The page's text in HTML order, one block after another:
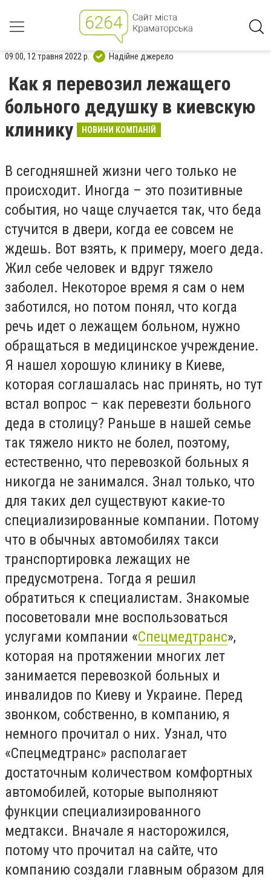
09:00, 12 травня 2022 р. Надійне джерело
Как я перевозил лежащего
больного дедушку в киевскую
клинику
НОВИНИ КОМПАНІЙ
В сегодняшней жизни чего только не
происходит. Иногда – это позитивные
события, но чаще случается так, что беда
стучится в двери, когда ее совсем не
ждешь. Вот взять, к примеру, моего деда.
Жил себе человек и вдруг тяжело
заболел. Некоторое время я сам о нем
заботился, но потом понял, что когда
речь идет о лежащем больном, нужно
обращаться в медицинское учреждение.
Я нашел хорошую клинику в Киеве,
которая соглашалась нас принять, но тут
встал вопрос – как перевезти больного
деда в столицу? Раньше в нашей семье
так тяжело никто не болел, поэтому,
естественно, что перевозкой больных я
никогда не занимался. Знал только, что
для таких дел существуют какие-то
специализированные компании. Потому
что в обычных автомобилях такси
транспортировка лежащих не
предусмотрена. Тогда я решил
обратиться к специалистам. Знакомые
посоветовали мне воспользоваться
услугами компании «Спецмедтранс»,
которая на протяжении многих лет
занимается перевозкой больных и
инвалидов по Киеву и Украине. Перед
звонком, собственно, в компанию, я
немного прочитал о них. Узнал, что
«Спецмедтранс» располагает
достаточным количеством комфортных
автомобилей, которые выполняют
функции специализированного
медтакси. Вначале я насторожился,
потому что прочитал на сайте, что
компанию создали главным образом для